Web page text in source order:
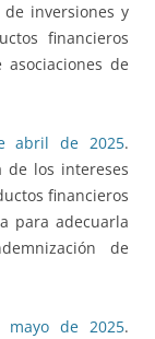
inversiones y
financieros
de
abril de 2025.
de los intereses
financieros
para adecuarla
de
mayo de 2025.